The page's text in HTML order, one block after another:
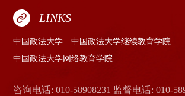
LINKS
中国政法大学
中国政法大学继续教育学院
中国政法大学网络教育学院
咨询电话: 010-58908231 监督电话: 010-